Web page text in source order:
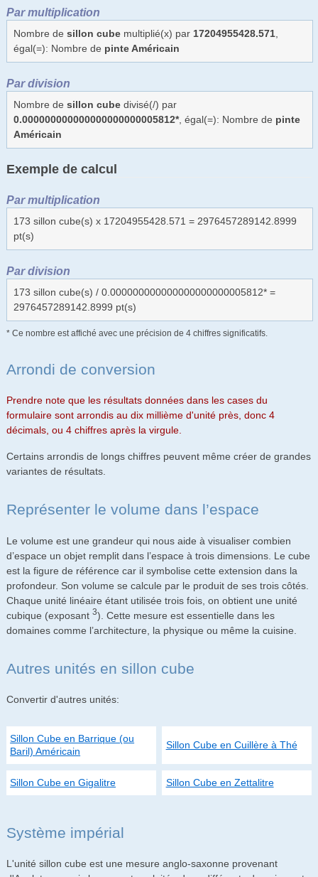
Par multiplication
Nombre de sillon cubemultiplié(x) par 17204955428.571,
égal(=): Nombre de pinte Américain
Par division
Nombre de sillon cubedivisé(/) par
0.000000000000000000000005812*, égal(=): Nombre de pinte
Américain
Exemple de calcul
Par multiplication
173 sillon cube(s) x 17204955428.571 = 2976457289142.8999
pt(s)
Par division
173 sillon cube(s) / 0.000000000000000000000005812* =
2976457289142.8999 pt(s)
* Ce nombre est affiché avec une précision de 4 chiffres significatifs.
Arrondi de conversion
Prendre note que les résultats données dans les cases du
formulaire sont arrondis au dix millième d'unité près, donc 4
décimals, ou 4 chiffres après la virgule.
Certains arrondis de longs chiffres peuvent même créer de grandes
variantes de résultats.
Représenter le volume dans l’espace
Le volume est une grandeur qui nous aide à visualiser combien
d’espace un objet remplit dans l’espace à trois dimensions. Le cube
est la figure de référence car il symbolise cette extension dans la
profondeur. Son volume se calcule par le produit de ses trois côtés.
Chaque unité linéaire étant utilisée trois fois, on obtient une unité
cubique (exposant 3). Cette mesure est essentielle dans les
domaines comme l’architecture, la physique ou même la cuisine.
Autres unités en sillon cube
Convertir d'autres unités:
Sillon Cube en Barrique (ou
Baril) Américain
Sillon Cube en Cuillère à Thé
Sillon Cube en Gigalitre Sillon Cube en Zettalitre
Système impérial
L'unité sillon cube est une mesure anglo-saxonne provenant